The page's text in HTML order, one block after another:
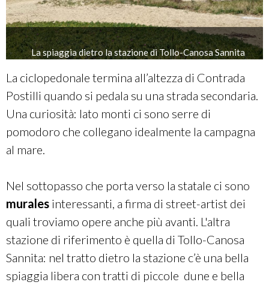
La spiaggia dietro la stazione di Tollo-Canosa Sannita
La ciclopedonale termina all’altezza di Contrada
Postilli quando si pedala su una strada secondaria.
Una curiosità: lato monti ci sono serre di
pomodoro che collegano idealmente la campagna
al mare.
Nel sottopasso che porta verso la statale ci sono
murales interessanti, a firma di street-artist dei
quali troviamo opere anche più avanti. L'altra
stazione di riferimento è quella di Tollo-Canosa
Sannita: nel tratto dietro la stazione c’è una bella
spiaggia libera con tratti di piccole dune e bella